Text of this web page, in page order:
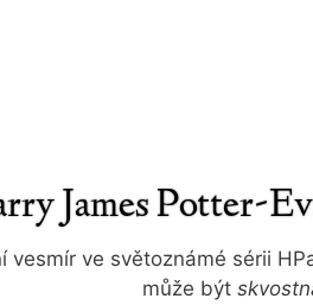
James Potter-
vesmír ve světoznámé sérii
může být